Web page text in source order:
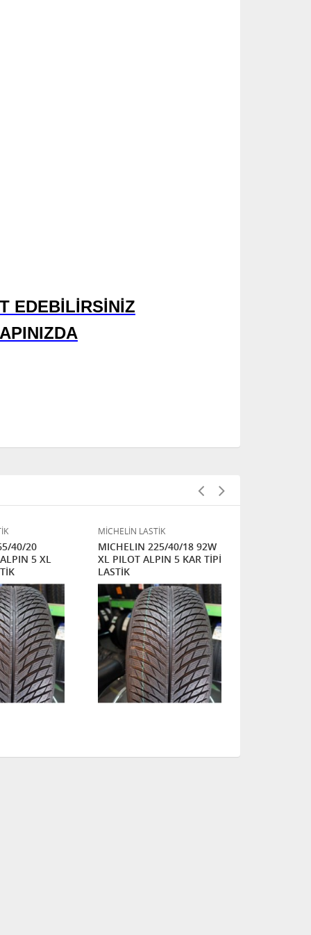
EDEBİLİRSİNİZ
40/20
5 XL
MİCHELİN LASTİK
MICHELIN 225/40/18 92W
XL PILOT ALPIN 5 KAR TİPİ
LASTİK